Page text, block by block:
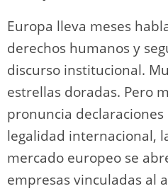
Europa lleva meses
derechos humanos y
discurso institucional.
estrellas doradas. Pero
pronuncia declaraciones
legalidad internacional,
mercado europeo se
empresas vinculadas al